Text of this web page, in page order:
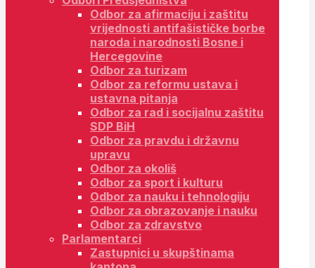
Odbor za afirmaciju i zaštitu
vrijednosti antifašističke borbe
naroda i narodnosti Bosne i
Hercegovine
Odbor za turizam
Odbor za reformu ustava i
ustavna pitanja
Odbor za rad i socijalnu zaštitu
SDP BiH
Odbor za pravdu i državnu
upravu
Odbor za okoliš
Odbor za sport i kulturu
Odbor za nauku i tehnologiju
Odbor za obrazovanje i nauku
Odbor za zdravstvo
Parlamentarci
Zastupnici u skupštinama